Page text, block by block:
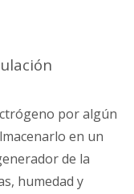
por algún
en un
de la
humedad y